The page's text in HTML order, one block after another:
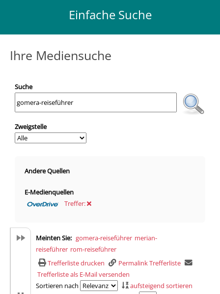
Einfache Suche
Ihre Mediensuche
Suche
Zweigstelle
Andere Quellen
E-Medienquellen
Treffer:
Hiermit wechseln Sie zur Suche in OverDrive
Meinten Sie: gomera-reiseführer merian-
reiseführer rom-reiseführer
Trefferliste drucken
Permalink Trefferliste
Trefferliste als E-Mail versenden
Sortieren nach
aufsteigend sortieren